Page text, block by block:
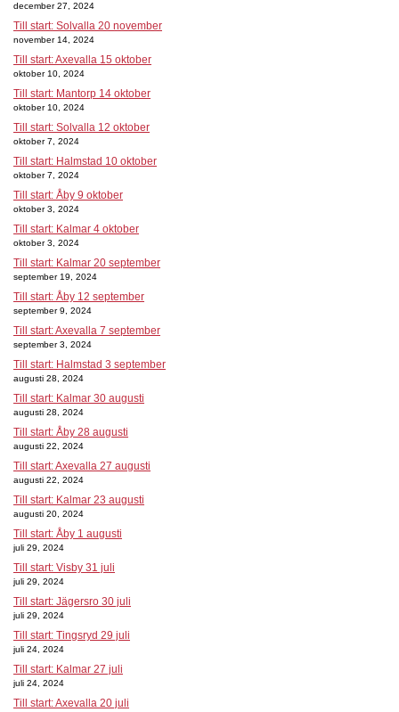
december 27, 2024
Till start: Solvalla 20 november
november 14, 2024
Till start: Axevalla 15 oktober
oktober 10, 2024
Till start: Mantorp 14 oktober
oktober 10, 2024
Till start: Solvalla 12 oktober
oktober 7, 2024
Till start: Halmstad 10 oktober
oktober 7, 2024
Till start: Åby 9 oktober
oktober 3, 2024
Till start: Kalmar 4 oktober
oktober 3, 2024
Till start: Kalmar 20 september
september 19, 2024
Till start: Åby 12 september
september 9, 2024
Till start: Axevalla 7 september
september 3, 2024
Till start: Halmstad 3 september
augusti 28, 2024
Till start: Kalmar 30 augusti
augusti 28, 2024
Till start: Åby 28 augusti
augusti 22, 2024
Till start: Axevalla 27 augusti
augusti 22, 2024
Till start: Kalmar 23 augusti
augusti 20, 2024
Till start: Åby 1 augusti
juli 29, 2024
Till start: Visby 31 juli
juli 29, 2024
Till start: Jägersro 30 juli
juli 29, 2024
Till start: Tingsryd 29 juli
juli 24, 2024
Till start: Kalmar 27 juli
juli 24, 2024
Till start: Axevalla 20 juli